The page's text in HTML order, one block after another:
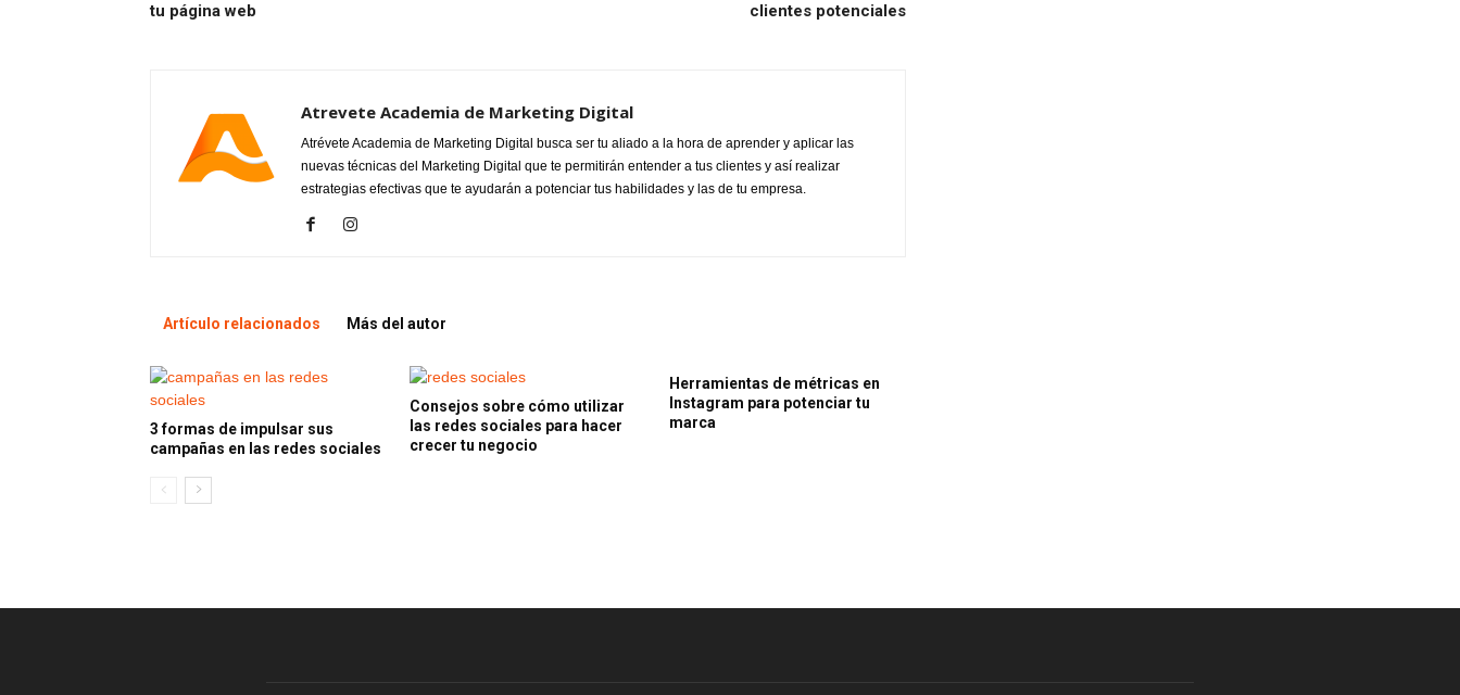
tu página web
clientes potenciales
Atrevete Academia de Marketing Digital
Atrévete Academia de Marketing Digital busca ser tu aliado a la hora de aprender y aplicar las
nuevas técnicas del Marketing Digital que te permitirán entender a tus clientes y así realizar
estrategias efectivas que te ayudarán a potenciar tus habilidades y las de tu empresa.
Artículo relacionados Más del autor
3 formas de impulsar sus
campañas en las redes sociales
Consejos sobre cómo utilizar
las redes sociales para hacer
crecer tu negocio
Herramientas de métricas en
Instagram para potenciar tu
marca